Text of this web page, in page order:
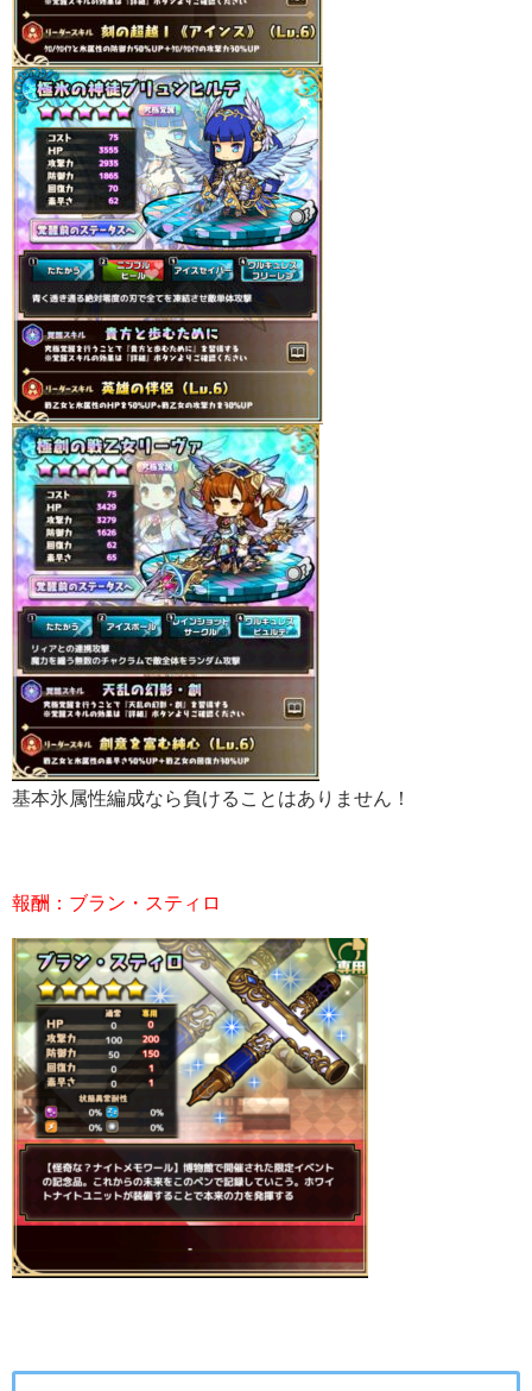
基本氷属性編成なら負けることはありません！
報酬：ブラン・スティロ